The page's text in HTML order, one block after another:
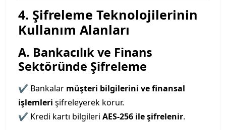
4. Şifreleme Teknolojilerinin
Kullanım Alanları
A. Bankacılık ve Finans
Sektöründe Şifreleme
✔ Bankalar müşteri bilgilerini ve finansal
işlemleri şifreleyerek korur.
✔ Kredi kartı bilgileri AES-256 ile şifrelenir.